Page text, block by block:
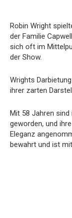
Robin Wright
der Familie
sich oft im
der Show.
Wrights
ihrer zarten
Mit 58 Jahren sind
geworden, und
Eleganz
bewahrt und ist